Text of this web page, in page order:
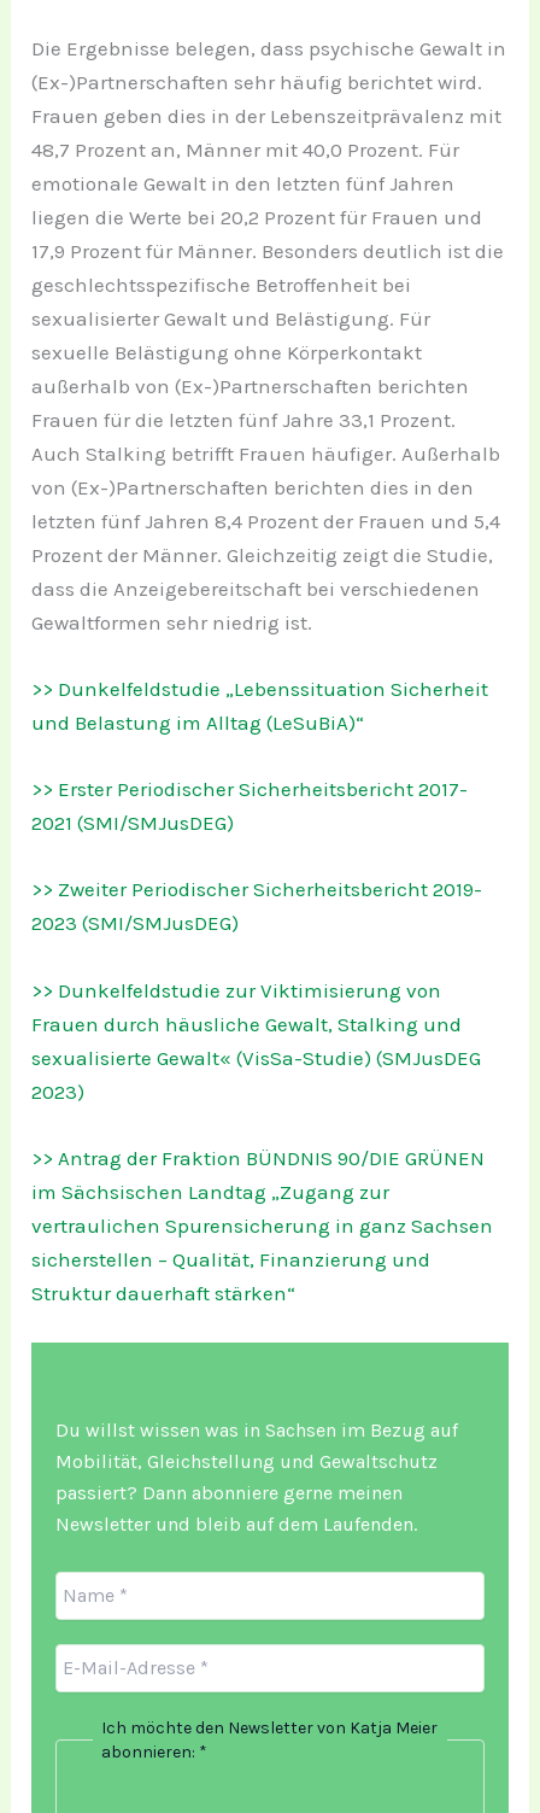
Die Ergebnisse belegen, dass psychische Gewalt in
(Ex-)Partnerschaften sehr häufig berichtet wird.
Frauen geben dies in der Lebenszeitprävalenz mit
48,7 Prozent an, Männer mit 40,0 Prozent. Für
emotionale Gewalt in den letzten fünf Jahren
liegen die Werte bei 20,2 Prozent für Frauen und
17,9 Prozent für Männer. Besonders deutlich ist die
geschlechtsspezifische Betroffenheit bei
sexualisierter Gewalt und Belästigung. Für
sexuelle Belästigung ohne Körperkontakt
außerhalb von (Ex-)Partnerschaften berichten
Frauen für die letzten fünf Jahre 33,1 Prozent.
Auch Stalking betrifft Frauen häufiger. Außerhalb
von (Ex-)Partnerschaften berichten dies in den
letzten fünf Jahren 8,4 Prozent der Frauen und 5,4
Prozent der Männer. Gleichzeitig zeigt die Studie,
dass die Anzeigebereitschaft bei verschiedenen
Gewaltformen sehr niedrig ist.
>> Dunkelfeldstudie „Lebenssituation Sicherheit
und Belastung im Alltag (LeSuBiA)“
>> Erster Periodischer Sicherheitsbericht 2017-
2021 (SMI/SMJusDEG)
>> Zweiter Periodischer Sicherheitsbericht 2019-
2023 (SMI/SMJusDEG)
>> Dunkelfeldstudie zur Viktimisierung von
Frauen durch häusliche Gewalt, Stalking und
sexualisierte Gewalt« (VisSa-Studie) (SMJusDEG
2023)
>> Antrag der Fraktion BÜNDNIS 90/DIE GRÜNEN
im Sächsischen Landtag „Zugang zur
vertraulichen Spurensicherung in ganz Sachsen
sicherstellen – Qualität, Finanzierung und
Struktur dauerhaft stärken“
Du willst wissen was in Sachsen im Bezug auf
Mobilität, Gleichstellung und Gewaltschutz
passiert? Dann abonniere gerne meinen
Newsletter und bleib auf dem Laufenden.
Ich möchte den Newsletter von Katja Meier
abonnieren: *